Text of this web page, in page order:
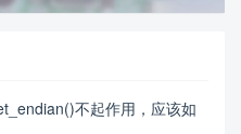
不起作用，应该如